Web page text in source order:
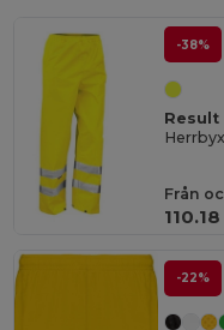
-38%
Result
Från
-22%